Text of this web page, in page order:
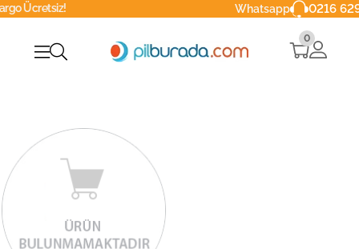
Whatsapp 0216 629
0